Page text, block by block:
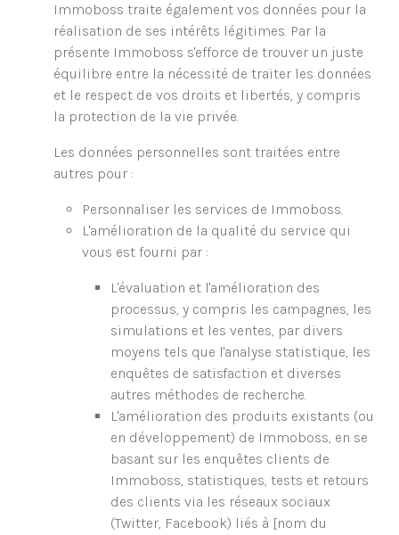
Immoboss traite également vos données pour la
réalisation de ses intérêts légitimes. Par la
présente Immoboss s'efforce de trouver un juste
équilibre entre la nécessité de traiter les données
et le respect de vos droits et libertés, y compris
la protection de la vie privée.
Les données personnelles sont traitées entre
autres pour :
Personnaliser les services de Immoboss.
L'amélioration de la qualité du service qui
vous est fourni par :
L'évaluation et l'amélioration des
processus, y compris les campagnes, les
simulations et les ventes, par divers
moyens tels que l'analyse statistique, les
enquêtes de satisfaction et diverses
autres méthodes de recherche.
L'amélioration des produits existants (ou
en développement) de Immoboss, en se
basant sur les enquêtes clients de
Immoboss, statistiques, tests et retours
des clients via les réseaux sociaux
(Twitter, Facebook) liés à [nom du